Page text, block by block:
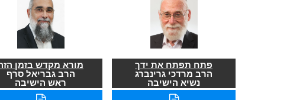
פתח תפתח את ידך
הרב מרדכי גרינברג
נשיא הישיבה
מורא מקדש בזמן
הרב גבריאל סרף
ראש הישיבה